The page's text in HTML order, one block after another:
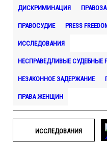
ДИСКРИМИНАЦИЯ
ПРАВОСУДИЕ PRESS
ИССЛЕДОВАНИЯ
НЕСПРАВЕДЛИВЫЕ СУДЕБНЫЕ
НЕЗАКОННОЕ ЗАДЕРЖАНИЕ
ПРАВА ЖЕНЩИН
ИССЛЕДОВАНИЯ